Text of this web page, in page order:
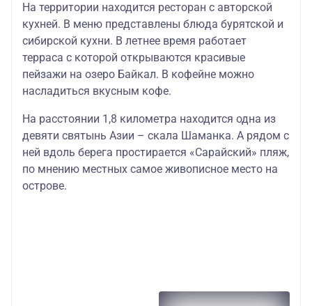
На территории находится ресторан с авторской
кухней. В меню представлены блюда бурятской и
сибирской кухни. В летнее время работает
терраса с которой открываются красивые
пейзажи на озеро Байкал. В кофейне можно
насладиться вкусным кофе.
На расстоянии 1,8 километра находится одна из
девяти святынь Азии – скала Шаманка. А рядом с
ней вдоль берега простирается «Сарайский» пляж,
по мнению местных самое живописное место на
острове.